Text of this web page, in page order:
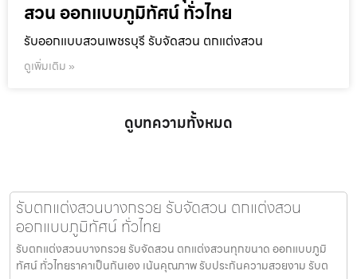
สวน ออกแบบภูมิทัศน์ ทั่วไทย
รับออกแบบสวนเพชรบุรี รับจัดสวน ตกแต่งสวน
ดูเพิ่มเติม »
ดูบทความทั้งหมด
รับตกแต่งสวนบางกรวย รับจัดสวน ตกแต่งสวน
ออกแบบภูมิทัศน์ ทั่วไทย
รับตกแต่งสวนบางกรวย รับจัดสวน ตกแต่งสวนทุกขนาด ออกแบบภูมิ
ทัศน์ ทั่วไทยราคาเป็นกันเอง เน้นคุณภาพ รับประกันความสวยงาม รับต